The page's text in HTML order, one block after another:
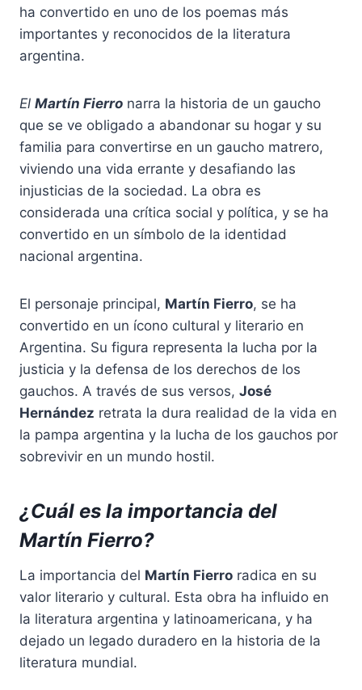
ha convertido en uno de los poemas más
importantes y reconocidos de la literatura
argentina.
El Martín Fierro narra la historia de un gaucho
que se ve obligado a abandonar su hogar y su
familia para convertirse en un gaucho matrero,
viviendo una vida errante y desafiando las
injusticias de la sociedad. La obra es
considerada una crítica social y política, y se ha
convertido en un símbolo de la identidad
nacional argentina.
El personaje principal, Martín Fierro, se ha
convertido en un ícono cultural y literario en
Argentina. Su figura representa la lucha por la
justicia y la defensa de los derechos de los
gauchos. A través de sus versos, José
Hernández retrata la dura realidad de la vida en
la pampa argentina y la lucha de los gauchos por
sobrevivir en un mundo hostil.
¿Cuál es la importancia del
Martín Fierro?
La importancia del Martín Fierro radica en su
valor literario y cultural. Esta obra ha influido en
la literatura argentina y latinoamericana, y ha
dejado un legado duradero en la historia de la
literatura mundial.